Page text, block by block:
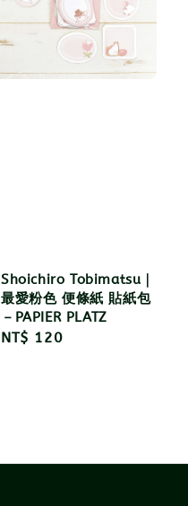
Shoichiro Tobimatsu｜
最愛粉色 便條紙 貼紙包
－PAPIER PLATZ
Regular
NT$ 120